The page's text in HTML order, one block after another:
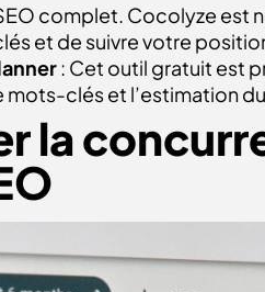
complet. Cocolyze est
et de suivre votre
: Cet outil gratuit est
mots-clés et l’estimation
la